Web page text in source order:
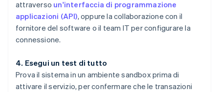
attraverso un'interfaccia di programmazione
applicazioni (API), oppure la collaborazione con il
fornitore del software o il team IT per configurare la
connessione.
4. Esegui un test di tutto
Prova il sistema in un ambiente sandbox prima di
attivare il servizio, per confermare che le transazioni